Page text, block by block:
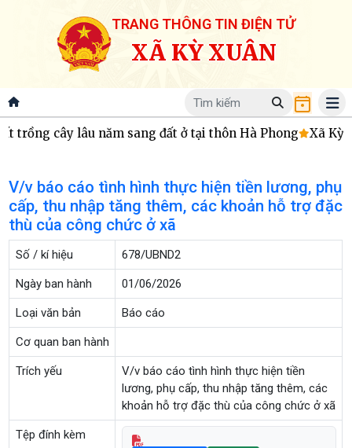
TRANG THÔNG TIN ĐIỆN TỬ
XÃ KỲ XUÂN
trồng cây lâu năm sang đất ở tại thôn Hà Phong Xã Kỳ
V/v báo cáo tình hình thực hiện tiền lương, phụ
cấp, thu nhập tăng thêm, các khoản hỗ trợ đặc
thù của công chức ở xã
Số / kí hiệu 678/UBND2
Ngày ban hành 01/06/2026
Loại văn bản Báo cáo
Cơ quan ban hành
Trích yếu
V/v báo cáo tình hình thực hiện tiền
lương, phụ cấp, thu nhập tăng thêm, các
khoản hỗ trợ đặc thù của công chức ở xã
Tệp đính kèm